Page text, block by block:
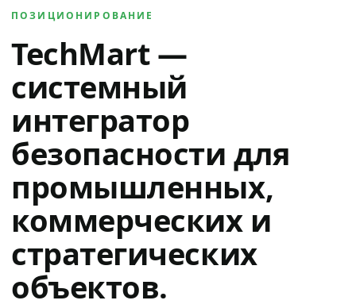
ПОЗИЦИОНИРОВАНИЕ
TechMart —
системный
интегратор
безопасности для
промышленных,
коммерческих и
стратегических
объектов.